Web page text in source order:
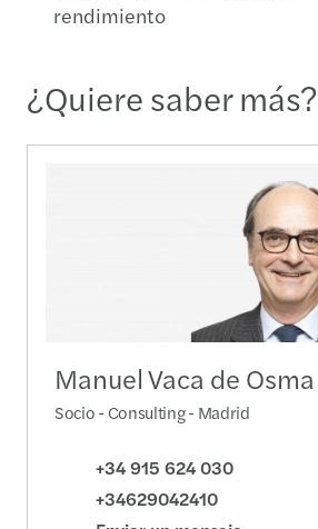
rendimiento
¿Quiere saber más?
Manuel Vaca de Osma
Socio - Consulting - Madrid
+34 915 624 030
+34629042410